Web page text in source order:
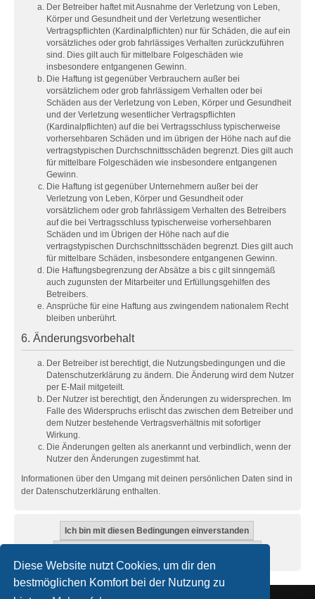
Diese Website nutzt Cookies, um dir den
bestmöglichen Komfort bei der Nutzung zu
Der Betreiber haftet mit Ausnahme der Verletzung von Leben,
Körper und Gesundheit und der Verletzung wesentlicher
Vertragspflichten (Kardinalpflichten) nur für Schäden, die auf ein
vorsätzliches oder grob fahrlässiges Verhalten zurückzuführen
sind. Dies gilt auch für mittelbare Folgeschäden wie
insbesondere entgangenen Gewinn.
Die Haftung ist gegenüber Verbrauchern außer bei
vorsätzlichem oder grob fahrlässigem Verhalten oder bei
Schäden aus der Verletzung von Leben, Körper und Gesundheit
und der Verletzung wesentlicher Vertragspflichten
(Kardinalpflichten) auf die bei Vertragsschluss typischerweise
vorhersehbaren Schäden und im übrigen der Höhe nach auf die
vertragstypischen Durchschnittsschäden begrenzt. Dies gilt auch
für mittelbare Folgeschäden wie insbesondere entgangenen
Gewinn.
Die Haftung ist gegenüber Unternehmern außer bei der
Verletzung von Leben, Körper und Gesundheit oder
vorsätzlichem oder grob fahrlässigem Verhalten des Betreibers
auf die bei Vertragsschluss typischerweise vorhersehbaren
Schäden und im Übrigen der Höhe nach auf die
vertragstypischen Durchschnittsschäden begrenzt. Dies gilt auch
für mittelbare Schäden, insbesondere entgangenen Gewinn.
Die Haftungsbegrenzung der Absätze a bis c gilt sinngemäß
auch zugunsten der Mitarbeiter und Erfüllungsgehilfen des
Betreibers.
Ansprüche für eine Haftung aus zwingendem nationalem Recht
bleiben unberührt.
6. Änderungsvorbehalt
Der Betreiber ist berechtigt, die Nutzungsbedingungen und die
Datenschutzerklärung zu ändern. Die Änderung wird dem Nutzer
per E-Mail mitgeteilt.
Der Nutzer ist berechtigt, den Änderungen zu widersprechen. Im
Falle des Widerspruchs erlischt das zwischen dem Betreiber und
dem Nutzer bestehende Vertragsverhältnis mit sofortiger
Wirkung.
Die Änderungen gelten als anerkannt und verbindlich, wenn der
Nutzer den Änderungen zugestimmt hat.
Informationen über den Umgang mit deinen persönlichen Daten sind in
der Datenschutzerklärung enthalten.